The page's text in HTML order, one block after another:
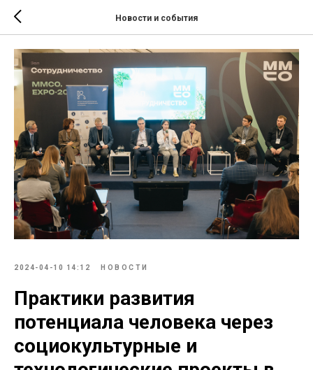
Новости и события
2024-04-10 14:12 НОВОСТИ
Практики развития
потенциала человека через
социокультурные и